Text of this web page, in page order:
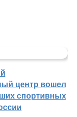
центр вошел
спортивных